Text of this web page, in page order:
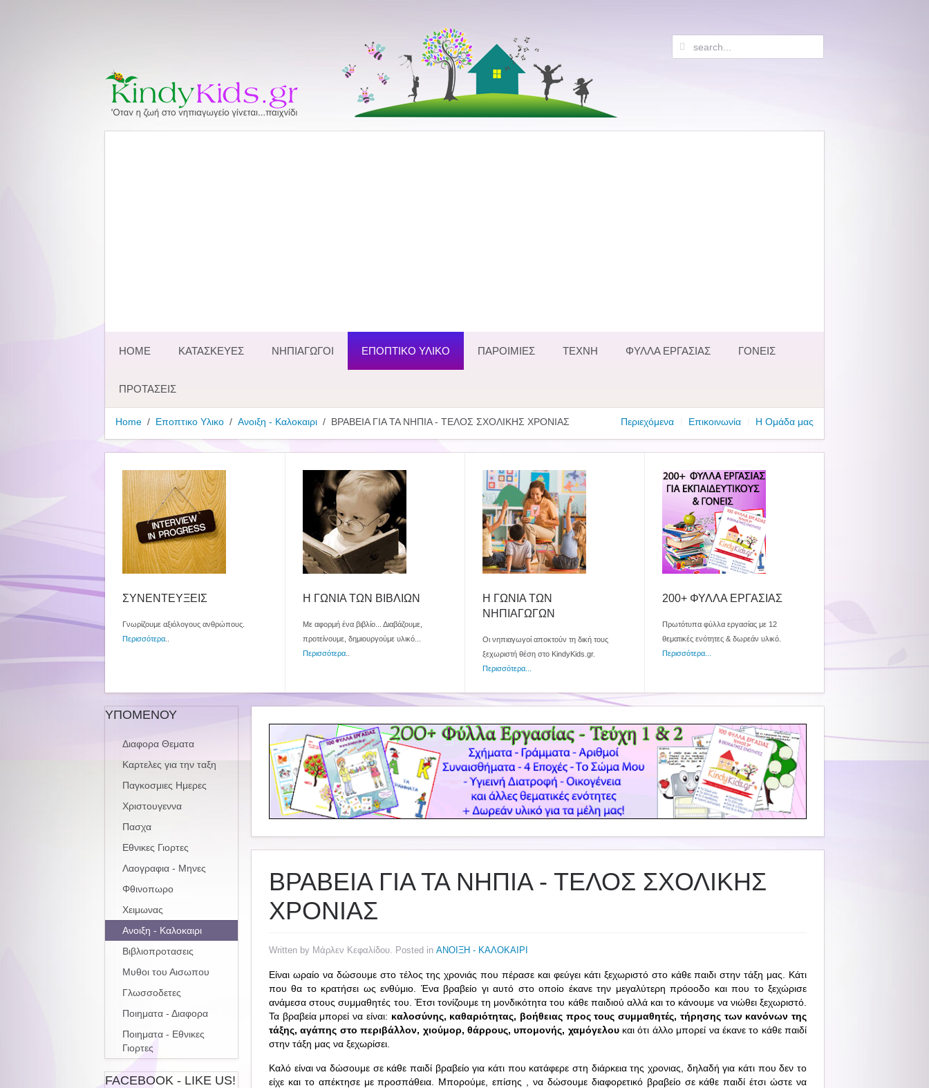
HOME ΚΑΤΑΣΚΕΥΕΣ ΝΗΠΙΑΓΩΓΟΙ ΕΠΟΠΤΙΚΟ ΥΛΙΚΟ ΠΑΡΟΙΜΙΕΣ ΤΕΧΝΗ ΦΥΛΛΑ ΕΡΓΑΣΙΑΣ ΓΟΝΕΙΣ
ΠΡΟΤΑΣΕΙΣ
Home Εποπτικο Υλικο Ανοιξη - Καλοκαιρι ΒΡΑΒΕΙΑ ΓΙΑ ΤΑ ΝΗΠΙΑ - ΤΕΛΟΣ ΣΧΟΛΙΚΗΣ ΧΡΟΝΙΑΣ Περιεχόμενα Επικοινωνία Η Ομάδα μας
ΣΥΝΕΝΤΕΥΞΕΙΣ
Γνωρίζουμε αξιόλογους ανθρώπους.
Περισσότερα
Η ΓΩΝΙΑ ΤΩΝ ΒΙΒΛΙΩΝ
Με αφορμή ένα βιβλίο... Διαβάζουμε,
προτείνουμε, δημιουργούμε υλικό...
Περισσότερα
Η ΓΩΝΙΑ ΤΩΝ
ΝΗΠΙΑΓΩΓΩΝ
Οι νηπιαγωγοί αποκτούν τη δική τους
ξεχωριστή θέση στο KindyKids.gr.
Περισσότερα...
200+ ΦΥΛΛΑ ΕΡΓΑΣΙΑΣ
Πρωτότυπα φύλλα εργασίας με 12
θεματικές ενότητες & δωρεάν υλικό.
Περισσότερα...
ΒΡΑΒΕΙΑ ΓΙΑ ΤΑ ΝΗΠΙΑ - ΤΕΛΟΣ ΣΧΟΛΙΚΗΣ
ΧΡΟΝΙΑΣ
Written by Μάρλεν Κεφαλίδου. Posted in ΑΝΟΙΞΗ - ΚΑΛΟΚΑΙΡΙ
Είναι ωραίο να δώσουμε στο τέλος της χρονιάς που πέρασε και φεύγει κάτι ξεχωριστό στο κάθε παιδι στην τάξη μας. Κάτι
που θα το κρατήσει ως ενθύμιο. Ένα βραβείο γι αυτό στο οποίο έκανε την μεγαλύτερη πρόοοδο και που το ξεχώρισε
ανάμεσα στους συμμαθητές του. Έτσι τονίζουμε τη μονδικότητα του κάθε παιδιού αλλά και το κάνουμε να νιώθει ξεχωριστό.
Τα βραβεία μπορεί να είναι: καλοσύνης, καθαριότητας, βοήθειας προς τους συμμαθητές, τήρησης των κανόνων της
τάξης, αγάπης στο περιβάλλον, χιούμορ, θάρρους, υπομονής, χαμόγελουκαι ότι άλλο μπορεί να έκανε το κάθε παιδί
στην τάξη μας να ξεχωρίσει.
Καλό είναι να δώσουμε σε κάθε παιδί βραβείο για κάτι που κατάφερε στη διάρκεια της χρονιας, δηλαδή για κάτι που δεν το
είχε και το απέκτησε με προσπάθεια. Μπορούμε, επίσης , να δώσουμε διαφορετικό βραβείο σε κάθε παιδί έτσι ώστε να
ΥΠΟΜΕΝΟΥ
Διαφορα Θεματα
Καρτελες για την ταξη
Παγκοσμιες Ημερες
Χριστουγεννα
Πασχα
Εθνικες Γιορτες
Λαογραφια - Μηνες
Φθινοπωρο
Χειμωνας
Ανοιξη - Καλοκαιρι
Βιβλιοπροτασεις
Μυθοι του Αισωπου
Γλωσσοδετες
Ποιηματα - Διαφορα
Ποιηματα - Εθνικες
Γιορτες
FACEBOOK - LIKE US!